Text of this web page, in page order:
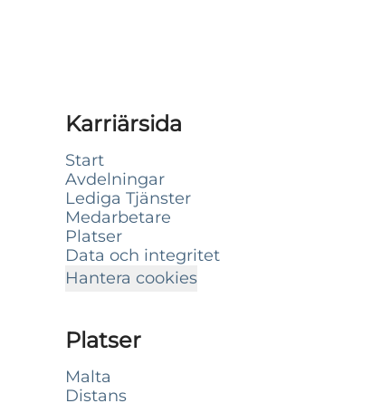
Karriärsida
Start
Avdelningar
Lediga Tjänster
Medarbetare
Platser
Data och integritet
Hantera cookies
Platser
Malta
Distans